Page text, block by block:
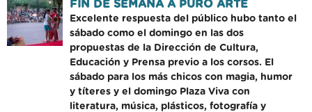
FIN DE SEMANA A PURO ARTE
Excelente respuesta del público hubo tanto el
sábado como el domingo en las dos
propuestas de la Dirección de Cultura,
Educación y Prensa previo a los corsos. El
sábado para los más chicos con magia, humor
y títeres y el domingo Plaza Viva con
literatura, música, plásticos, fotografía y